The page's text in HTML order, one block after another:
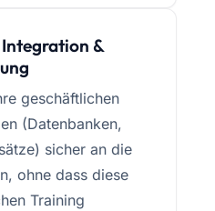
&
geschäftlichen
(Datenbanken,
sicher an die
ohne dass diese
Training